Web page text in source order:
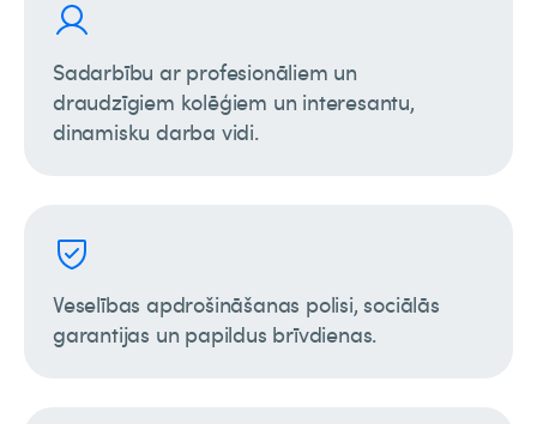
Sadarbību ar profesionāliem un
draudzīgiem kolēģiem un interesantu,
dinamisku darba vidi.
Veselības apdrošināšanas polisi, sociālās
garantijas un papildus brīvdienas.